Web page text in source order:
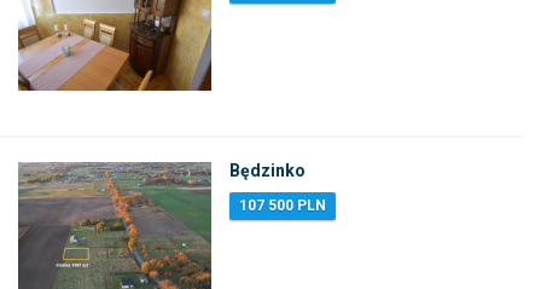
Będzinko
107 500 PLN